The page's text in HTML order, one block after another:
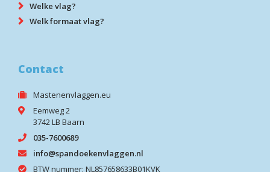
Welke vlag?
Welk formaat vlag?
Contact
Mastenenvlaggen.eu
Eemweg 2
3742 LB Baarn
035-7600689
info@spandoekenvlaggen.nl
BTW nummer: NL857658633B01KVK